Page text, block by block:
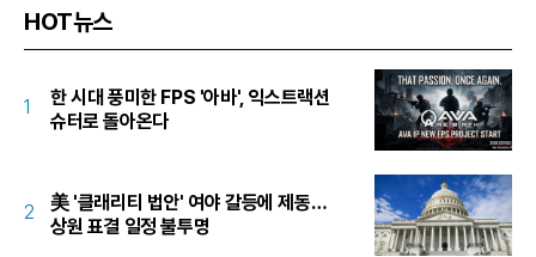
HOT뉴스
1
한 시대 풍미한 FPS '아바', 익스트랙션
슈터로 돌아온다
2
美 '클래리티 법안' 여야 갈등에 제동…
상원 표결 일정 불투명